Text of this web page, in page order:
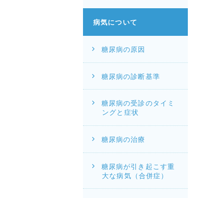
病気について
糖尿病の原因
糖尿病の診断基準
糖尿病の受診のタイミ
ングと症状
糖尿病の治療
糖尿病が引き起こす重
大な病気（合併症）